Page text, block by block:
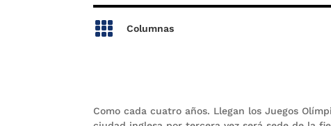
 Columnas
Como cada cuatro años. Llegan los Juegos